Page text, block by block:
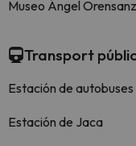
Museo Ángel
Transport públic
Estación de
Estación de Jaca